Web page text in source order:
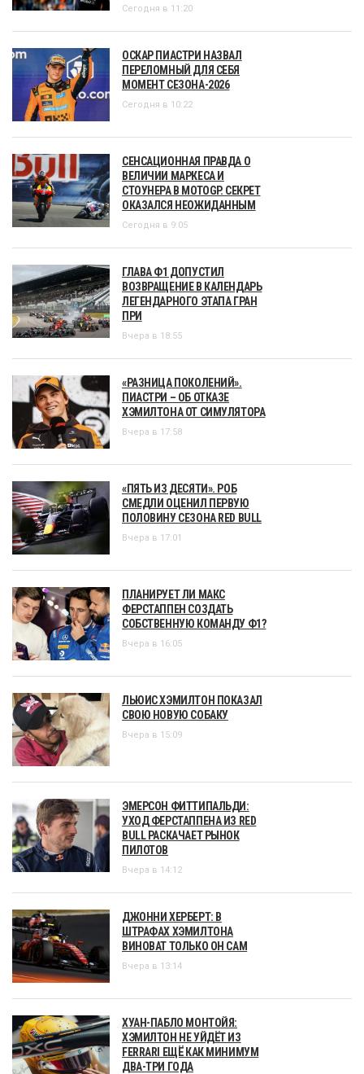
Сегодня в 11:20
ОСКАР ПИАСТРИ НАЗВАЛ
ПЕРЕЛОМНЫЙ ДЛЯ СЕБЯ
МОМЕНТ СЕЗОНА-2026
Сегодня в 10:22
СЕНСАЦИОННАЯ ПРАВДА О
ВЕЛИЧИИ МАРКЕСА И
СТОУНЕРА В MOTOGP. СЕКРЕТ
ОКАЗАЛСЯ НЕОЖИДАННЫМ
Сегодня в 9:05
ГЛАВА Ф1 ДОПУСТИЛ
ВОЗВРАЩЕНИЕ В КАЛЕНДАРЬ
ЛЕГЕНДАРНОГО ЭТАПА ГРАН
ПРИ
Вчера в 18:55
«РАЗНИЦА ПОКОЛЕНИЙ».
ПИАСТРИ – ОБ ОТКАЗЕ
ХЭМИЛТОНА ОТ СИМУЛЯТОРА
Вчера в 17:58
«ПЯТЬ ИЗ ДЕСЯТИ». РОБ
СМЕДЛИ ОЦЕНИЛ ПЕРВУЮ
ПОЛОВИНУ СЕЗОНА RED BULL
Вчера в 17:01
ПЛАНИРУЕТ ЛИ МАКС
ФЕРСТАППЕН СОЗДАТЬ
СОБСТВЕННУЮ КОМАНДУ Ф1?
Вчера в 16:05
ЛЬЮИС ХЭМИЛТОН ПОКАЗАЛ
СВОЮ НОВУЮ СОБАКУ
Вчера в 15:09
ЭМЕРСОН ФИТТИПАЛЬДИ:
УХОД ФЕРСТАППЕНА ИЗ RED
BULL РАСКАЧАЕТ РЫНОК
ПИЛОТОВ
Вчера в 14:12
ДЖОННИ ХЕРБЕРТ: В
ШТРАФАХ ХЭМИЛТОНА
ВИНОВАТ ТОЛЬКО ОН САМ
Вчера в 13:14
ХУАН-ПАБЛО МОНТОЙЯ:
ХЭМИЛТОН НЕ УЙДЁТ ИЗ
FERRARI ЕЩЁ КАК МИНИМУМ
ДВА-ТРИ ГОДА